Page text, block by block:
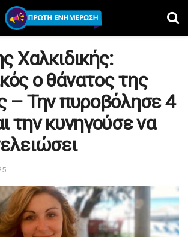
Χαλκιδικής:
ο θάνατος της
– Την πυροβόλησε 4
την κυνηγούσε να